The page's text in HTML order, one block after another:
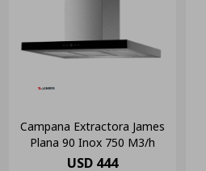
Campana Extractora James
Plana 90 Inox 750 M3/h
USD 444